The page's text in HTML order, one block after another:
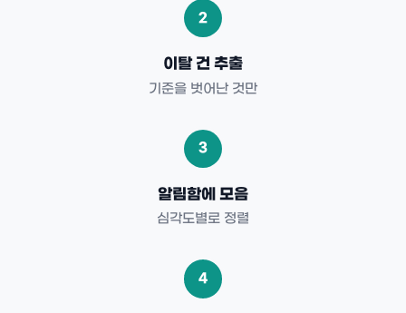
2
이탈 건 추출
기준을 벗어난 것만
3
알림함에 모음
심각도별로 정렬
4